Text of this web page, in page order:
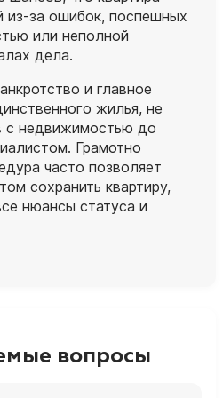
из‑за ошибок, поспешных
или неполной
дела.
и главное
жилья, не
с недвижимостью до
Грамотно
часто позволяет
сохранить квартиру,
нюансы статуса и
вопросы